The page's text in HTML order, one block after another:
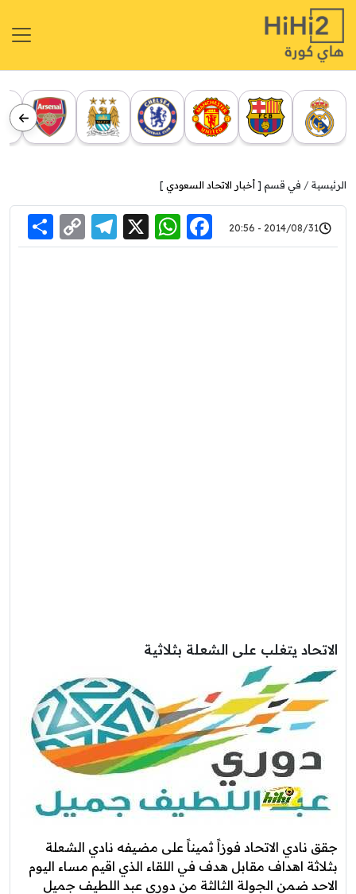
الرئيسية في قسم [ أخبار الاتحاد السعودي ]
2014/08/31 - 20:56
Facebook
WhatsApp
X
Link
الاتحاد يتغلب على الشعلة بثلاثية
جقق نادي الاتحاد فوزاً ثميناً على مضيفه نادي الشعلة
بثلاثة اهداف مقابل هدف في اللقاء الذي اقيم مساء اليوم
الاحد ضمن الجولة الثالثة من دوري عبد اللطيف جميل